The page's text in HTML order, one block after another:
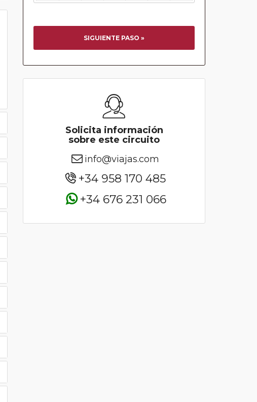
SIGUIENTE PASO »
Solicita información
sobre este circuito
info@viajas.com
+34 958 170 485
+34 676 231 066